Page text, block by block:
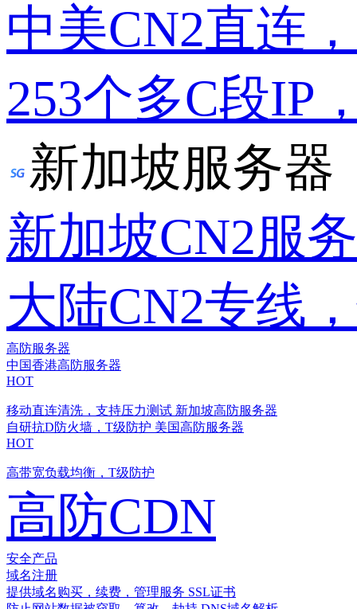
中美CN2直连
253个多C段IP
新加坡服务器
新加坡CN2服
大陆CN2专线
高防服务器
中国香港高防服务器
HOT
移动直连清洗，支持压力测试 新加坡高防服务器
自研抗D防火墙，T级防护 美国高防服务器
HOT
高带宽负载均衡，T级防护
高防CDN
安全产品
域名注册
提供域名购买，续费，管理服务 SSL证书